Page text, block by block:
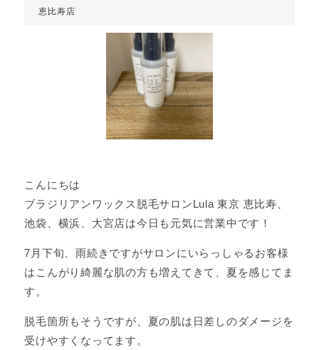
恵比寿店
こんにちは
ブラジリアンワックス脱毛サロンLula 東京 恵比寿、
池袋、横浜、大宮店は今日も元気に営業中です！
7月下旬、雨続きですがサロンにいらっしゃるお客様
はこんがり綺麗な肌の方も増えてきて、夏を感じてま
す。
脱毛箇所もそうですが、夏の肌は日差しのダメージを
受けやすくなってます。